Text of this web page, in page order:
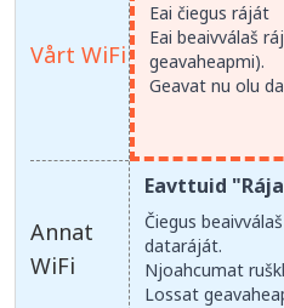
Vårt WiFi
Annat
WiFi
Eai čiegus ráját
Eai beaivválaš
geavaheapmi).
Geavat nu olu
Eavttuid
Čiegus
dataráját.
Njoahcumat
Lossat